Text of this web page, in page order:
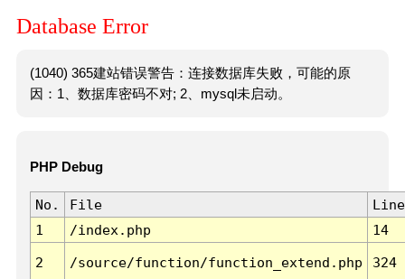
Database Error
(1040) 365建站错误警告：连接数据库失败，可能的原
因：1、数据库密码不对; 2、mysql未启动。
PHP Debug
No. File
Line
1
/index.php 14
2 /source/function/function_extend.php 324